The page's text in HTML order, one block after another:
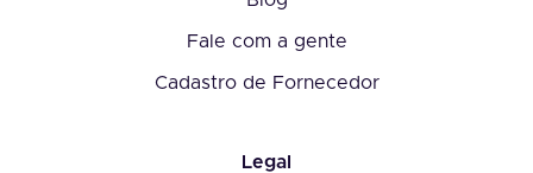
Fale com a gente
Cadastro de Fornecedor
Legal